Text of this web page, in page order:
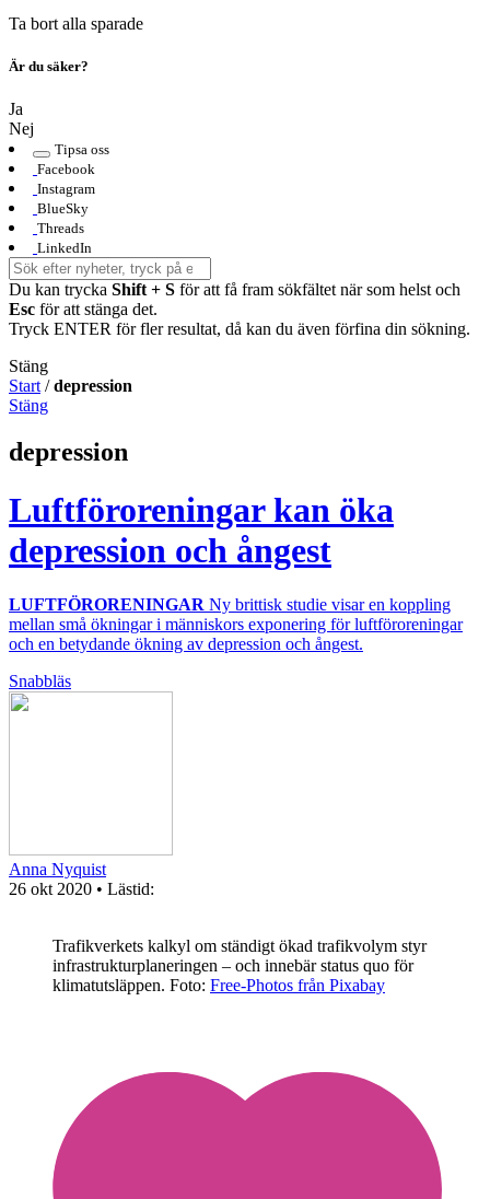
Ta bort alla sparade
Är du säker?
Ja
Nej
Tipsa oss
Facebook
Instagram
BlueSky
Threads
LinkedIn
Du kan trycka Shift + S för att få fram sökfältet när som helst och
Esc för att stänga det.
Tryck ENTER för fler resultat, då kan du även förfina din sökning.
Stäng
Start /depression
Stäng
depression
Luftföroreningar kan öka
depression och ångest
LUFTFÖRORENINGAR Ny brittisk studie visar en koppling
mellan små ökningar i människors exponering för luftföroreningar
och en betydande ökning av depression och ångest.
Snabbläs
Anna Nyquist
26 okt 2020 • Lästid:
Trafikverkets kalkyl om ständigt ökad trafikvolym styr
infrastrukturplaneringen – och innebär status quo för
klimatutsläppen. Foto: Free-Photos från Pixabay